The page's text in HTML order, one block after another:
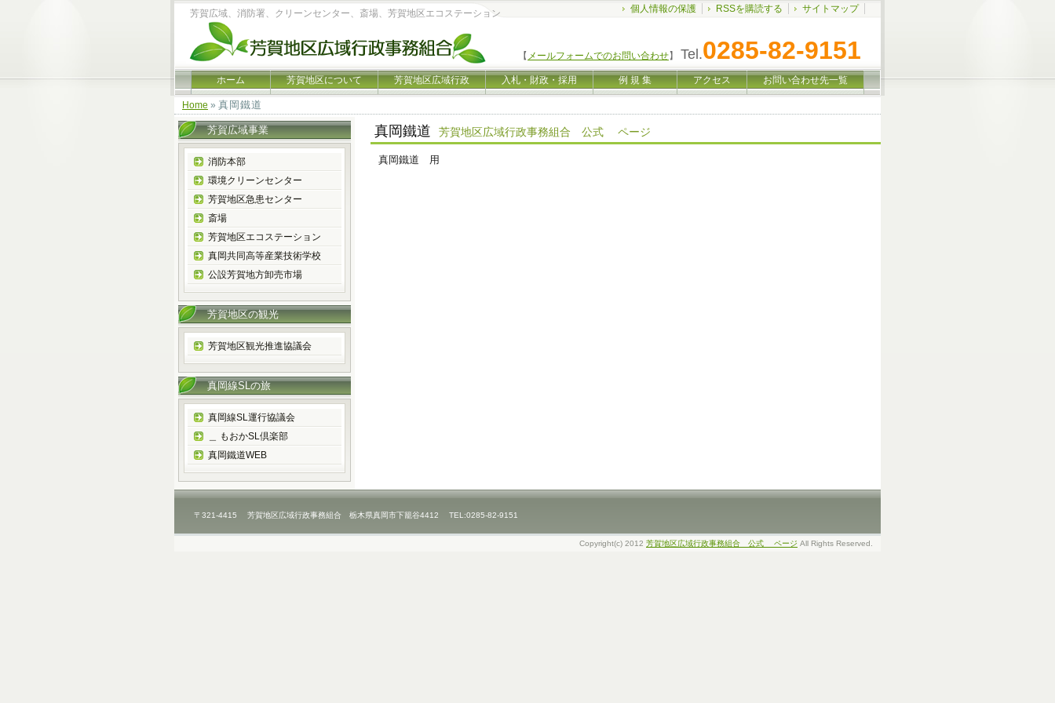
芳賀広域、消防署、クリーンセンター、斎場、芳賀地区エコステーション
【 メールフォームでのお問い合わせ】 Tel.0285-82-9151
個人情報の保護 RSSを購読する サイトマップ
ホーム 芳賀地区について 芳賀地区広域行政 入札・財政・採用 例 規 集 アクセス お問い合わせ先一覧
Home » 真岡鐵道
真岡鐵道 芳賀地区広域行政事務組合 公式 ページ
真岡鐵道 用
芳賀広域事業
消防本部
環境クリーンセンター
芳賀地区急患センター
斎場
芳賀地区エコステーション
真岡共同高等産業技術学校
公設芳賀地方卸売市場
芳賀地区の観光
芳賀地区観光推進協議会
真岡線SLの旅
真岡線SL運行協議会
＿ もおかSL倶楽部
真岡鐵道WEB
〒321-4415 芳賀地区広域行政事務組合 栃木県真岡市下籠谷4412 TEL:0285-82-9151
Copyright(c) 2012 芳賀地区広域行政事務組合 公式 ページ All Rights Reserved.